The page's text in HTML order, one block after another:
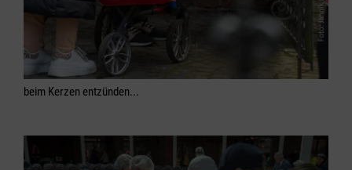
beim Kerzen entzünden...